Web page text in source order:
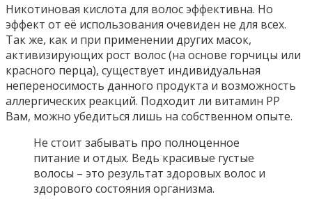
Никотиновая кислота для волос эффективна. Но
эффект от её использования очевиден не для всех.
Так же, как и при применении других масок,
активизирующих рост волос (на основе горчицы или
красного перца), существует индивидуальная
непереносимость данного продукта и возможность
аллергических реакций. Подходит ли витамин РР
Вам, можно убедиться лишь на собственном опыте.
Не стоит забывать про полноценное
питание и отдых. Ведь красивые густые
волосы – это результат здоровых волос и
здорового состояния организма.